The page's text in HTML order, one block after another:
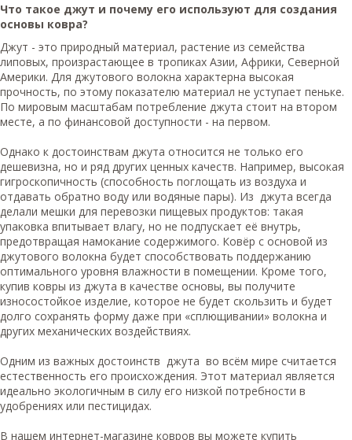
Что такое джут и почему его используют для создания
основы ковра?
Джут - это природный материал, растение из семейства
липовых, произрастающее в тропиках Азии, Африки, Северной
Америки. Для джутового волокна характерна высокая
прочность, по этому показателю материал не уступает пеньке.
По мировым масштабам потребление джута стоит на втором
месте, а по финансовой доступности - на первом.
Однако к достоинствам джута относится не только его
дешевизна, но и ряд других ценных качеств. Например, высокая
гигроскопичность (способность поглощать из воздуха и
отдавать обратно воду или водяные пары). Из джута всегда
делали мешки для перевозки пищевых продуктов: такая
упаковка впитывает влагу, но не подпускает её внутрь,
предотвращая намокание содержимого. Ковёр с основой из
джутового волокна будет способствовать поддержанию
оптимального уровня влажности в помещении. Кроме того,
купив ковры из джута в качестве основы, вы получите
износостойкое изделие, которое не будет скользить и будет
долго сохранять форму даже при «сплющивании» волокна и
других механических воздействиях.
Одним из важных достоинств джута во всём мире считается
естественность его происхождения. Этот материал является
идеально экологичным в силу его низкой потребности в
удобрениях или пестицидах.
В нашем интернет-магазине ковров вы можете купить